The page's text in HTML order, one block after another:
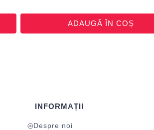
ADAUGĂ ÎN COȘ
INFORMAȚII
Despre noi